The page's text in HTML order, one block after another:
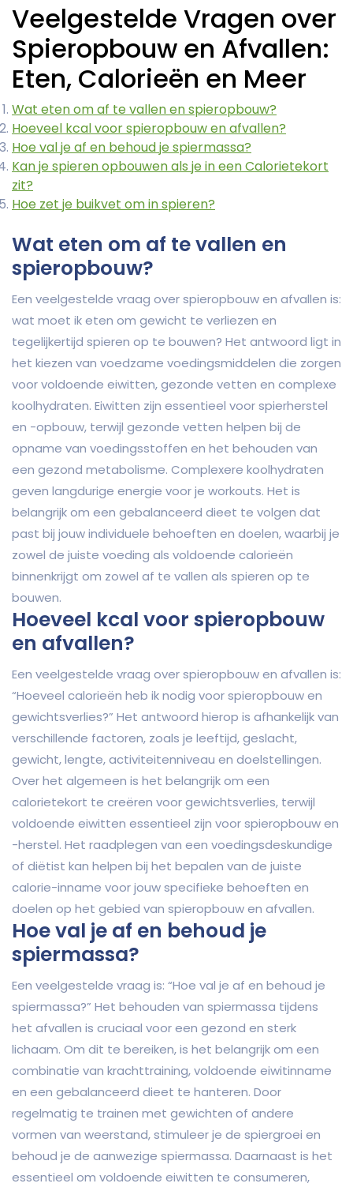
Veelgestelde Vragen over
Spieropbouw en Afvallen:
Eten, Calorieën en Meer
Wat eten om af te vallen en spieropbouw?
Hoeveel kcal voor spieropbouw en afvallen?
Hoe val je af en behoud je spiermassa?
Kan je spieren opbouwen als je in een Calorietekort
zit?
Hoe zet je buikvet om in spieren?
Wat eten om af te vallen en
spieropbouw?
Een veelgestelde vraag over spieropbouw en afvallen is:
wat moet ik eten om gewicht te verliezen en
tegelijkertijd spieren op te bouwen? Het antwoord ligt in
het kiezen van voedzame voedingsmiddelen die zorgen
voor voldoende eiwitten, gezonde vetten en complexe
koolhydraten. Eiwitten zijn essentieel voor spierherstel
en -opbouw, terwijl gezonde vetten helpen bij de
opname van voedingsstoffen en het behouden van
een gezond metabolisme. Complexere koolhydraten
geven langdurige energie voor je workouts. Het is
belangrijk om een gebalanceerd dieet te volgen dat
past bij jouw individuele behoeften en doelen, waarbij je
zowel de juiste voeding als voldoende calorieën
binnenkrijgt om zowel af te vallen als spieren op te
bouwen.
Hoeveel kcal voor spieropbouw
en afvallen?
Een veelgestelde vraag over spieropbouw en afvallen is:
“Hoeveel calorieën heb ik nodig voor spieropbouw en
gewichtsverlies?” Het antwoord hierop is afhankelijk van
verschillende factoren, zoals je leeftijd, geslacht,
gewicht, lengte, activiteitenniveau en doelstellingen.
Over het algemeen is het belangrijk om een
calorietekort te creëren voor gewichtsverlies, terwijl
voldoende eiwitten essentieel zijn voor spieropbouw en
-herstel. Het raadplegen van een voedingsdeskundige
of diëtist kan helpen bij het bepalen van de juiste
calorie-inname voor jouw specifieke behoeften en
doelen op het gebied van spieropbouw en afvallen.
Hoe val je af en behoud je
spiermassa?
Een veelgestelde vraag is: “Hoe val je af en behoud je
spiermassa?” Het behouden van spiermassa tijdens
het afvallen is cruciaal voor een gezond en sterk
lichaam. Om dit te bereiken, is het belangrijk om een
combinatie van krachttraining, voldoende eiwitinname
en een gebalanceerd dieet te hanteren. Door
regelmatig te trainen met gewichten of andere
vormen van weerstand, stimuleer je de spiergroei en
behoud je de aanwezige spiermassa. Daarnaast is het
essentieel om voldoende eiwitten te consumeren,